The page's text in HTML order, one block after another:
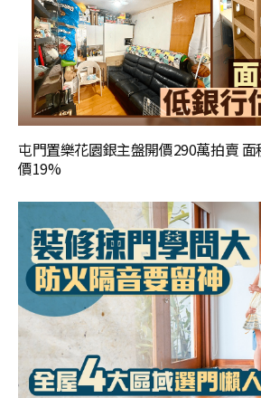
屯門置樂花園銀主盤開價290萬拍賣
價19%